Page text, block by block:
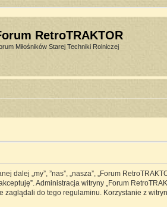
RetroTRAKTOR
Miłośników Starej Techniki Rolniczej
dalej „my”, ”nas”, „nasza”, „Forum
Administracja witryny „Forum
do tego regulaminu. Korzystanie z